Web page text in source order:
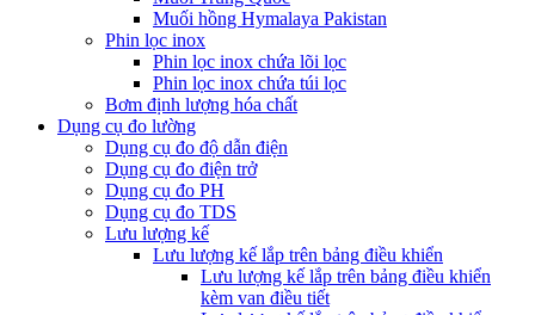
Muối hồng Hymalaya Pakistan
Phin lọc inox
Phin lọc inox chứa lõi lọc
Phin lọc inox chứa túi lọc
Bơm định lượng hóa chất
Dụng cụ đo lường
Dụng cụ đo độ dẫn điện
Dụng cụ đo điện trở
Dụng cụ đo PH
Dụng cụ đo TDS
Lưu lượng kế
Lưu lượng kế lắp trên bảng điều khiển
Lưu lượng kế lắp trên bảng điều khiển
kèm van điều tiết